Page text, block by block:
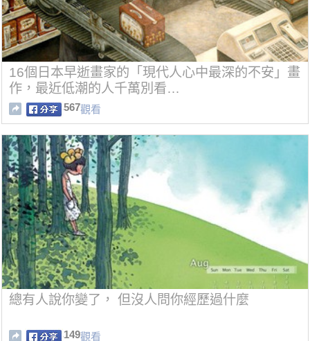
16個日本早逝畫家的「現代人心中最深的不安」畫
作，最近低潮的人千萬別看…
567觀看
總有人說你變了， 但沒人問你經歷過什麼
149觀看